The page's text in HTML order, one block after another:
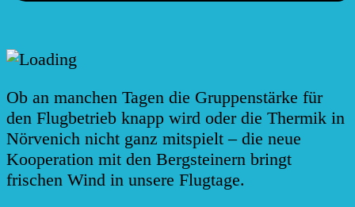
Ob an manchen Tagen die Gruppenstärke für
den Flugbetrieb knapp wird oder die Thermik in
Nörvenich nicht ganz mitspielt – die neue
Kooperation mit den Bergsteinern bringt
frischen Wind in unsere Flugtage.